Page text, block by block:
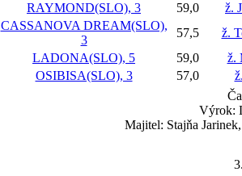
RAYMOND(SLO), 3 59,0
ž.
CASSANOVA DREAM(SLO),
3
57,5
ž.
LADONA(SLO), 5 59,0
ž.
OSIBISA(SLO), 3 57,0
Výrok:
Majitel: Stajňa